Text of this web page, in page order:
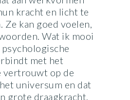
kracht en licht te
Ze kan goed voelen,
Wat ik mooi
met het
vertrouwt op de
universum en dat
grote draagkracht.